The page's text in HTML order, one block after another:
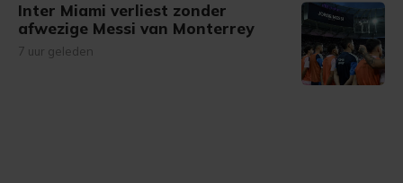
Inter Miami verliest zonder
afwezige Messi van Monterrey
7 uur geleden